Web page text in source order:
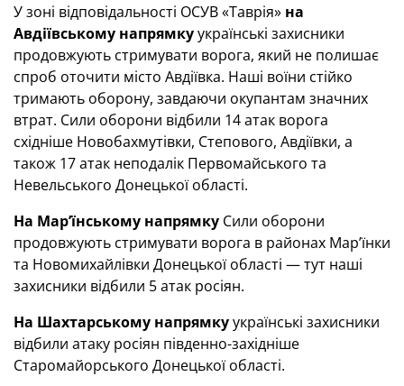
У зоні відповідальності ОСУВ «Таврія» на
Авдіївському напрямкуукраїнські захисники
продовжують стримувати ворога, який не полишає
спроб оточити місто Авдіївка. Наші воїни стійко
тримають оборону, завдаючи окупантам значних
втрат. Сили оборони відбили 14 атак ворога
східніше Новобахмутівки, Степового, Авдіївки, а
також 17 атак неподалік Первомайського та
Невельського Донецької області.
На Мар’їнському напрямку Сили оборони
продовжують стримувати ворога в районах Мар’їнки
та Новомихайлівки Донецької області — тут наші
захисники відбили 5 атак росіян.
На Шахтарському напрямкуукраїнські захисники
відбили атаку росіян південно-західніше
Старомайорського Донецької області.